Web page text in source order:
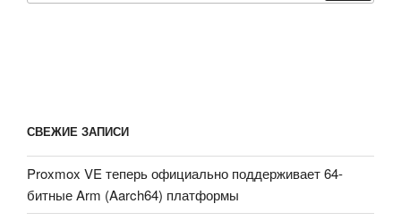
СВЕЖИЕ ЗАПИСИ
Proxmox VE теперь официально поддерживает 64-
битные Arm (Aarch64) платформы